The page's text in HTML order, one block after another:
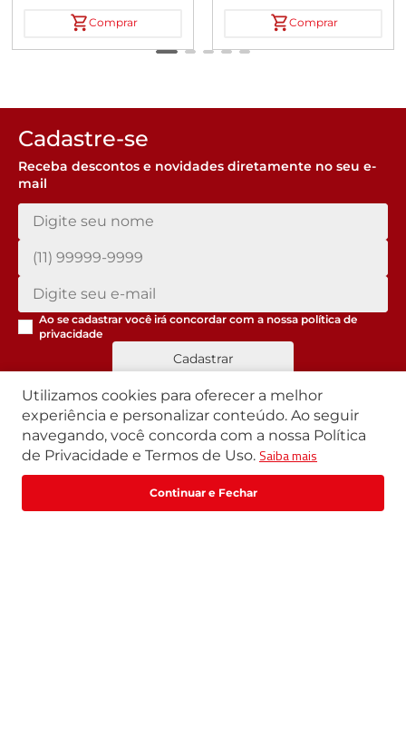
Fale com um especialista
Comprar Comprar
Cadastre-se
Receba descontos e novidades diretamente no seu e-
mail
Ao se cadastrar você irá concordar com a nossa política de
privacidade
Cadastrar
Segunda a Sexta | 07h42 às 17h30
Exceto feriados
WhatsApp:
Email:loja@marte.com.br
Utilizamos cookies para oferecer a melhor
experiência e personalizar conteúdo. Ao seguir
navegando, você concorda com a nossa Política
de Privacidade e Termos de Uso. Saiba mais